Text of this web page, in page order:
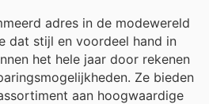
adres in de modewereld
dat stijl en voordeel hand in
het hele jaar door rekenen
Ze bieden
aan hoogwaardige